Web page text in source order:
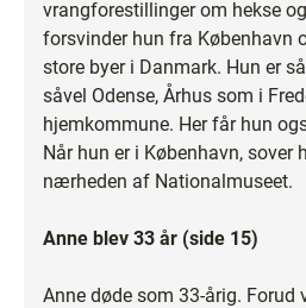
vrangforestillinger om hekse
forsvinder hun fra København
store byer i Danmark. Hun er
såvel Odense, Århus som i
hjemkommune. Her får hun
Når hun er i København, sover
nærheden af Nationalmuseet.
Anne blev 33 år (side 15)
Anne døde som 33-årig. Forud